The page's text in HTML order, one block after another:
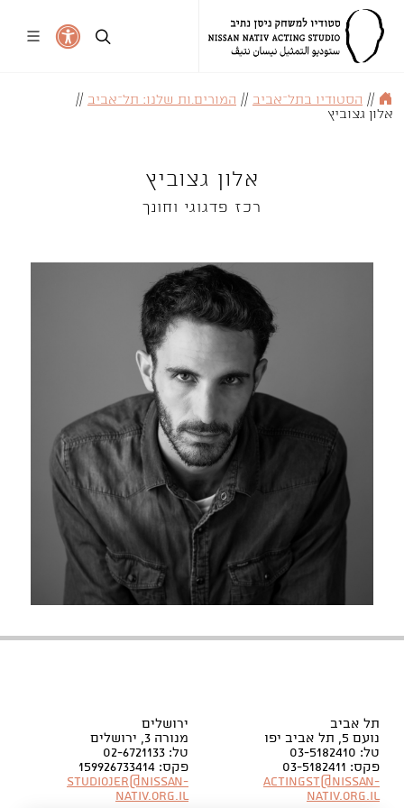
// הסטודיו בתל־אביב // המורים.ות שלנו: תל־אביב //
אלון גצוביץ
אלון גצוביץ
רכז פדגוגי וחונך
תל אביב
נועם 5, תל אביב יפו
טל: 03-5182410
פקס: 03-5182411
Actingst@nissan-
nativ.org.il
ירושלים
מנורה 3, ירושלים
טל: 02-6721133
פקס: 159926733414
Studiojer@nissan-
nativ.org.il